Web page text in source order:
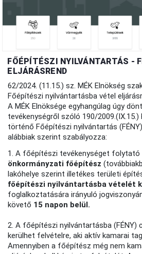
FŐÉPÍTÉSZI NYILVÁNTARTÁS -
ELJÁRÁSREND
62/2024. (11.15.) sz. MÉK Elnökség
Főépítészi nyilvántartásba vétel
A MÉK Elnöksége egyhangúlag úgy
tevékenységről szóló 190/2009.(IX.15.)
történő Főépítészi nyilvántartás
alábbiak szerint szabályozza:
1. A főépítészi tevékenységet folytató
önkormányzati főépítész
lakóhelye szerint illetékes területi
főépítészi nyilvántartásba vételét
foglalkoztatására irányuló
követő 15 napon belül.
2. A főépítészi nyilvántartásba (FÉNY)
kerülhet felvételre, aki aktív kamarai
Amennyiben a főépítész még nem